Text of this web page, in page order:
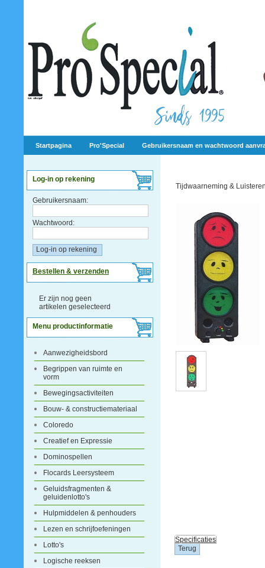
Startpagina Pro'Special Gebruikersnaam en wachtwoord
Log-in op rekening
Gebruikersnaam:
Wachtwoord:
Bestellen & verzenden
Er zijn nog geen
artikelen geselecteerd
Menu productinformatie
Aanwezigheidsbord
Begrippen van ruimte en
vorm
Bewegingsactiviteiten
Bouw- & constructiemateriaal
Coloredo
Creatief en Expressie
Dominospellen
Flocards Leersysteem
Geluidsfragmenten &
geluidenlotto's
Hulpmiddelen & penhouders
Lezen en schrijfoefeningen
Lotto's
Logische reeksen
Tijdwaarneming &
Specificaties